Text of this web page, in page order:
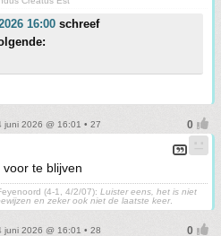
16:00 schreef
juni 2026 @ 16:01 • 27
te blijven
(4-1, 4/2/07): Luister eens, het is niet
en zeker ook niet de laatste keer.
juni 2026 @ 16:01 • 28